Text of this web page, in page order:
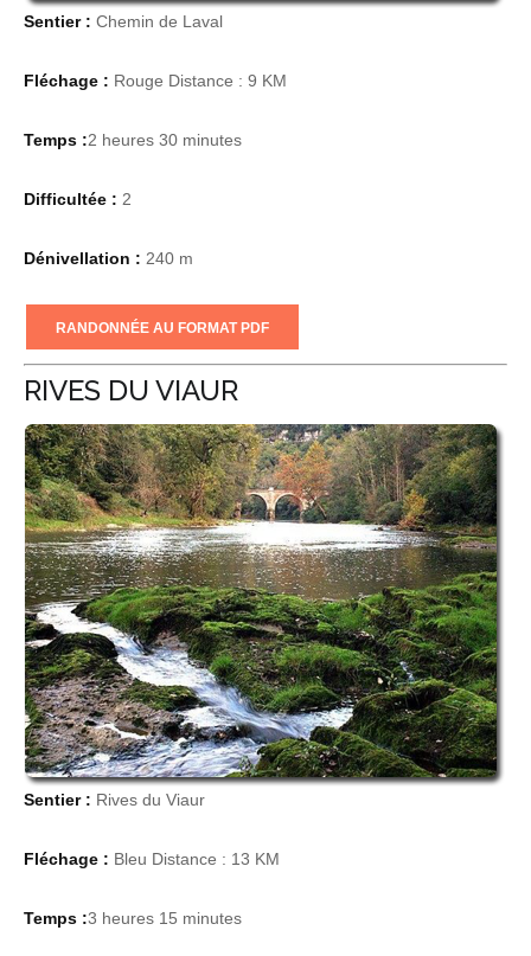
Sentier : Chemin de Laval
Fléchage : Rouge Distance : 9 KM
Temps :2 heures 30 minutes
Difficultée : 2
Dénivellation : 240 m
RANDONNÉE AU FORMAT PDF
RIVES DU VIAUR
Sentier : Rives du Viaur
Fléchage : Bleu Distance : 13 KM
Temps :3 heures 15 minutes